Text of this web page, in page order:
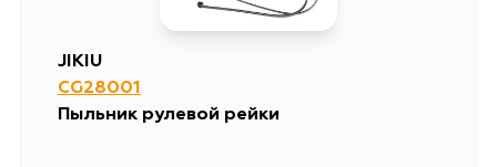
897
5 сентября
JIKIU
CG28001
Пыльник рулевой рейки